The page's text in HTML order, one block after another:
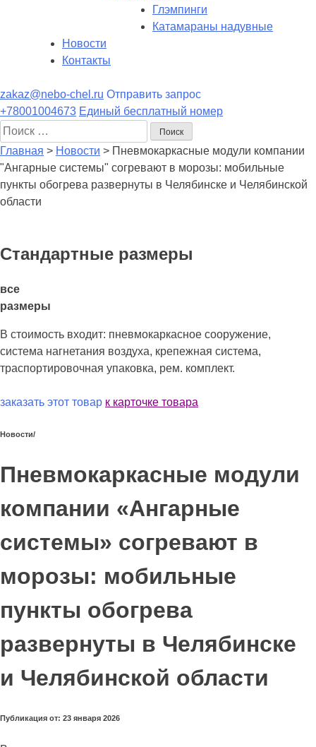
Глэмпинги
Катамараны надувные
Новости
Контакты
zakaz@nebo-chel.ru Отправить запрос
+78001004673 Единый бесплатный номер
Поиск
Главная > Новости > Пневмокаркасные модули компании
"Ангарные системы" согревают в морозы: мобильные
пункты обогрева развернуты в Челябинске и Челябинской
области
Стандартные размеры
все
размеры
В стоимость входит: пневмокаркасное сооружение,
система нагнетания воздуха, крепежная система,
траспортировочная упаковка, рем. комплект.
заказать этот товар к карточке товара
Новости/
Пневмокаркасные модули
компании «Ангарные
системы» согревают в
морозы: мобильные
пункты обогрева
развернуты в Челябинске
и Челябинской области
Публикация от: 23 января 2026